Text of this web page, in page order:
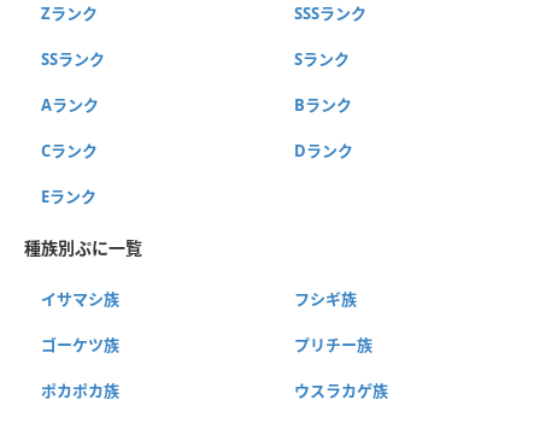
Zランク SSSランク
SSランク Sランク
Aランク Bランク
Cランク Dランク
Eランク
種族別ぷに一覧
イサマシ族 フシギ族
ゴーケツ族 プリチー族
ポカポカ族 ウスラカゲ族